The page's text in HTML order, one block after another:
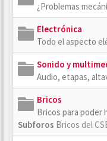
¿Problemas
Electrónica
Todo el aspecto
Sonido y
Audio, etapas,
Bricos
Bricos para poder
Subforos Bricos del